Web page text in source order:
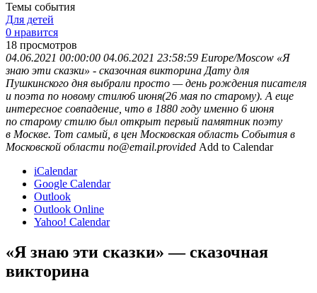
Темы события
Для детей
0 нравится
18 просмотров
04.06.2021 00:00:00 04.06.2021 23:58:59 Europe/Moscow «Я
знаю эти сказки» - сказочная викторина Дату для
Пушкинского дня выбрали просто — день рождения писателя
и поэта по новому стилю6 июня(26 мая по старому). А еще
интересное совпадение, что в 1880 году именно 6 июня
по старому стилю был открыт первый памятник поэту
в Москве. Тот самый, в цен Московская область События в
Московской области no@email.provided Add to Calendar
iCalendar
Google Calendar
Outlook
Outlook Online
Yahoo! Calendar
«Я знаю эти сказки» — сказочная
викторина